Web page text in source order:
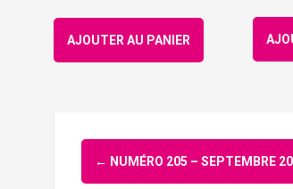
AJOUTER AU PANIER
Navigation
← NUMÉRO 205 – SEPTEMBRE